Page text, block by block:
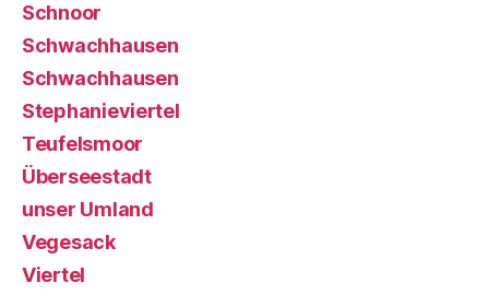
Schnoor
Schwachhausen
Schwachhausen
Stephanieviertel
Teufelsmoor
Überseestadt
unser Umland
Vegesack
Viertel